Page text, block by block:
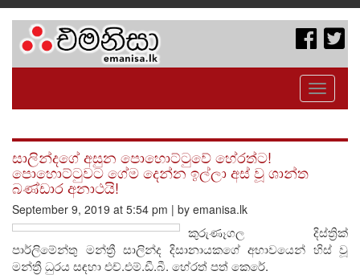
Toggle
සාලින්දගේ අසුන පොහොට්ටුවේ හේරත්ට!
පොහොට්ටුවට ගේම දෙන්න ඉල්ලා අස් වූ ශාන්ත
බණ්ඩාර අනාථයි!
September 9, 2019 at 5:54 pm | by emanisa.lk
කුරුණෑගල දිස්ත්‍රික්
පාර්ලිමේන්තු මන්ත්‍රී සාලින්ද දිසානායකගේ අභාවයෙන් හිස් වූ
මන්ත්‍රී ධුරය සඳහා එච්.එම්.ඩී.බී. හේරත් පත් කෙරේ.